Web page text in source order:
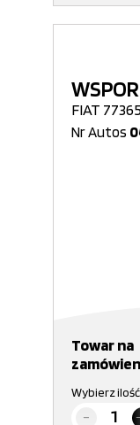
FIAT
Nr Autos
Towar na
Wybierz ilość